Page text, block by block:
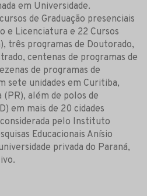
em Universidade.
de Graduação presenciais
e Licenciatura e 22 Cursos
três programas de Doutorado,
centenas de programas de
de programas de
sete unidades em Curitiba,
(PR), além de polos de
em mais de 20 cidades
pelo Instituto
Educacionais Anísio
privada do Paraná,